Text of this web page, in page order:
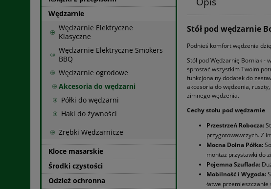
Wędzarnie
Wędzarnie Elektryczne
Klasyczne
Wędzarnie Elektryczne Smokers
BBQ
Wędzarnie ogrodowe
Akcesoria do wędzarni
Półki do wędzarni
Haki do żywności
Zrębki Wędzarnicze
Kloce masarskie
Środki czystości
Odzież ochronna
Stół pod wędzarnie
Podnieś komfort wędzenia
Stół pod Wędzarnię Borniak -
sprostać wszystkim Twoim
funkcjonalny dodatek do
akcesoria do wędzenia,
zimnego wędzenia.
Cechy stołu pod wędzarnie
Przestrzeń Robocza:
przygotowawczych. Z
Mocna Dolna Półka:
montaż przystawki do
Pojemna Szuflada:
Mobilność i Wygoda:
łatwe przemieszczanie